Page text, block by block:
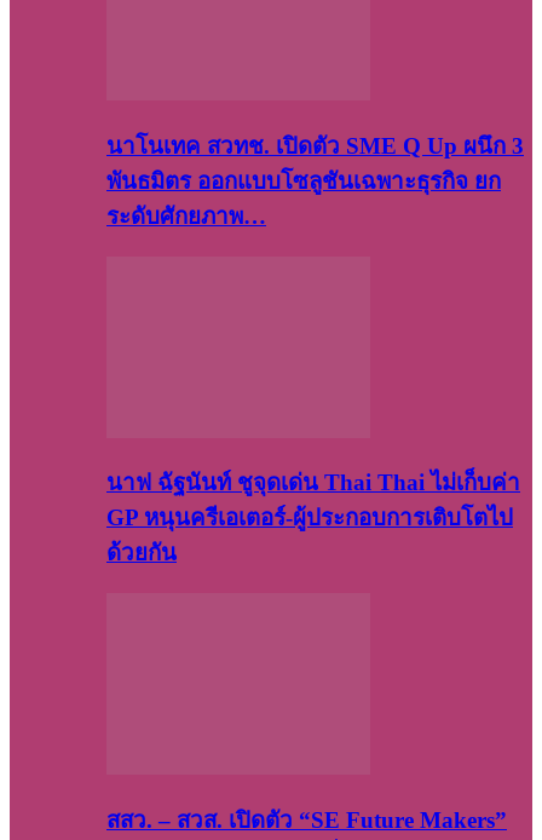
นาโนเทค สวทช. เปิดตัว SME Q Up ผนึก 3
พันธมิตร ออกแบบโซลูชันเฉพาะธุรกิจ ยก
ระดับศักยภาพ…
นาฟ ฉัฐนันท์ ชูจุดเด่น Thai Thai ไม่เก็บค่า
GP หนุนครีเอเตอร์-ผู้ประกอบการเติบโตไป
ด้วยกัน
สสว. – สวส. เปิดตัว “SE Future Makers”